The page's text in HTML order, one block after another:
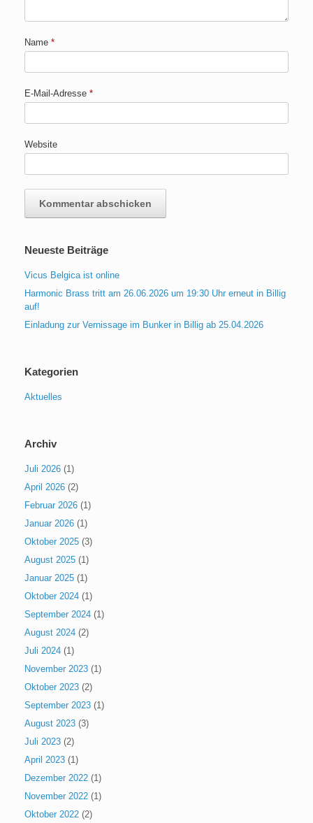
Name *
E-Mail-Adresse *
Website
Neueste Beiträge
Vicus Belgica ist online
Harmonic Brass tritt am 26.06.2026 um 19:30 Uhr erneut in Billig
auf!
Einladung zur Vernissage im Bunker in Billig ab 25.04.2026
Kategorien
Aktuelles
Archiv
Juli 2026 (1)
April 2026 (2)
Februar 2026 (1)
Januar 2026 (1)
Oktober 2025 (3)
August 2025 (1)
Januar 2025 (1)
Oktober 2024 (1)
September 2024 (1)
August 2024 (2)
Juli 2024 (1)
November 2023 (1)
Oktober 2023 (2)
September 2023 (1)
August 2023 (3)
Juli 2023 (2)
April 2023 (1)
Dezember 2022 (1)
November 2022 (1)
Oktober 2022 (2)